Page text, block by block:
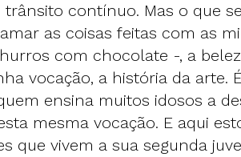
trânsito contínuo. Mas o que
as coisas feitas com as
com chocolate -, a
vocação, a história da arte.
ensina muitos idosos a
mesma vocação. E aqui
que vivem a sua segunda